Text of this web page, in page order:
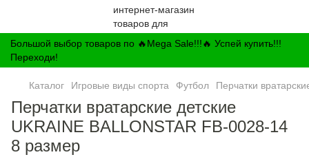
Большой выбор товаров по 🔥Mega Sale!!!🔥 Успей купить!!!
Переходи!
Каталог Игровые виды спорта Футбол Перчатки
Перчатки вратарские детские
UKRAINE BALLONSTAR FB-0028-14
8 размер